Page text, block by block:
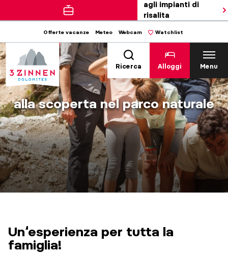
agli impianti di
risalita
Offerte vacanze Meteo Webcam Watchlist
Ricerca Alloggi Menu
alla scoperta nel parco naturale
Un‘esperienza per tutta la
famiglia!